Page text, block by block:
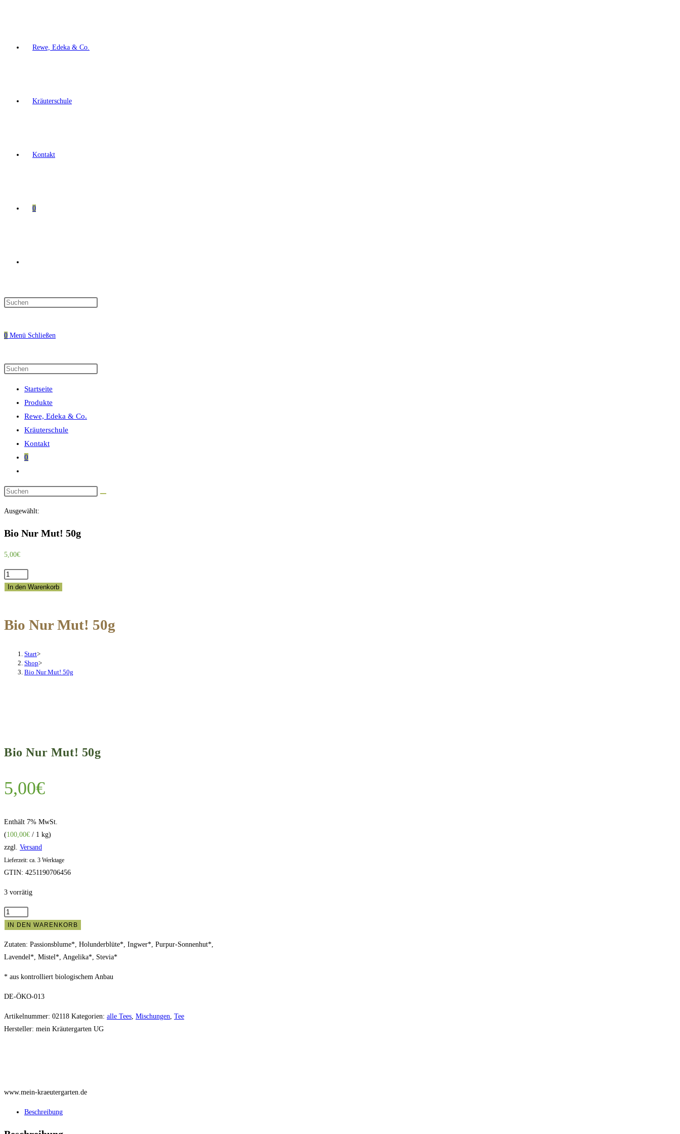
Rewe, Edeka & Co.
Kräuterschule
Kontakt
0
search
0 Menü Schließen
Diese
durchsuchen
Startseite
Produkte
Rewe, Edeka & Co.
Kräuterschule
Kontakt
0
umschalten
Diese
durchsuchen
Ausgewählt:
Bio Nur Mut! 50g
5,00€
Bio
Nur
Menge
In den Warenkorb
Bio Nur Mut! 50g
Start>
Shop>
Bio Nur Mut! 50g
Bio Nur Mut! 50g
5,00€
Enthält 7% MwSt.
(100,00€ / 1 kg)
zzgl. Versand
Lieferzeit: ca. 3 Werktage
GTIN: 4251190706456
3 vorrätig
Bio
NurIN DEN WARENKORB
Zutaten: Passionsblume*, Holunderblüte*, Ingwer*, Purpur-Sonnenhut*,
Lavendel*, Mistel*, Angelika*, Stevia*
* aus kontrolliert biologischem Anbau
DE-ÖKO-013
Artikelnummer: 02118 Kategorien: alle Tees, Mischungen, Tee
Hersteller: mein Kräutergarten UG
www.mein-kraeutergarten.de
Beschreibung